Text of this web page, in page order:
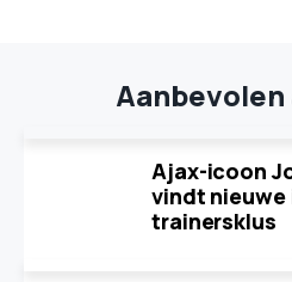
Ajax-icoon
vindt
trainersklus